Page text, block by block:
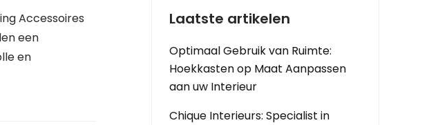
Accessoires
een
en
Laatste artikelen
Optimaal Gebruik van Ruimte:
Hoekkasten op Maat Aanpassen
aan uw Interieur
Chique Interieurs: Specialist in